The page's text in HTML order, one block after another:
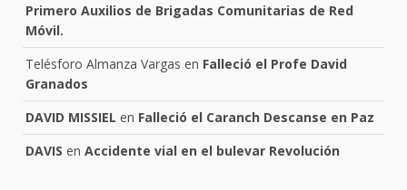
Primero Auxilios de Brigadas Comunitarias de Red
Móvil.
Telésforo Almanza Vargas en Falleció el Profe David
Granados
DAVID MISSIEL en Falleció el Caranch Descanse en Paz
DAVIS en Accidente vial en el bulevar Revolución